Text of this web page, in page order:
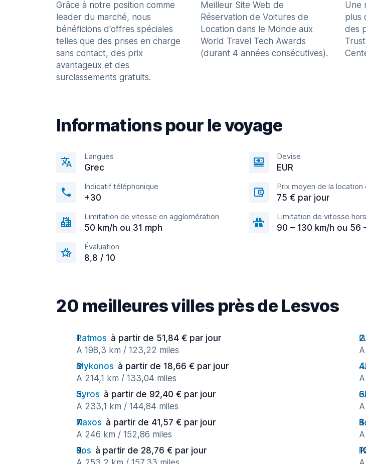
Grâce à notre position comme
leader du marché, nous
bénéficions d'offres spéciales
telles que des prises en charge
sans contact, des prix
avantageux et des
surclassements gratuits.
Meilleur Site Web de
Réservation de Voitures de
Location dans le Monde aux
World Travel Tech Awards
(durant 4 années consécutives).
Une
plus
des
Informations pour le voyage
Langues
Grec
Devise
EUR
Indicatif téléphonique
+30
Prix moyen de la location
75 € par jour
Limitation de vitesse en agglomération
50 km/h ou 31 mph
Limitation de vitesse
90 – 130 km/h ou 56
Évaluation
8,8 / 10
20 meilleures villes près de Lesvos
Patmos à partir de 51,84 € par jour
A 198,3 km / 123,22 miles
Mykonos à partir de 18,66 € par jour
A 214,1 km / 133,04 miles
Syros à partir de 92,40 € par jour
A 233,1 km / 144,84 miles
Naxos à partir de 41,57 € par jour
A 246 km / 152,86 miles
Kos à partir de 28,76 € par jour